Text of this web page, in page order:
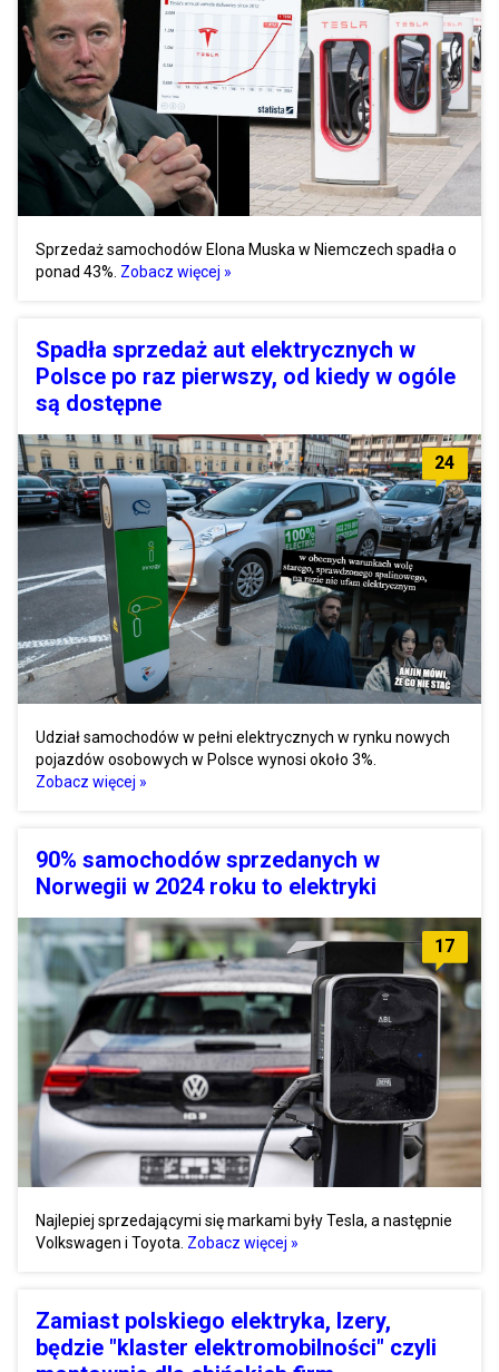
Sprzedaż samochodów Elona Muska w Niemczech spadła o
ponad 43%. Zobacz więcej »
Spadła sprzedaż aut elektrycznych w
Polsce po raz pierwszy, od kiedy w ogóle
są dostępne
24
Udział samochodów w pełni elektrycznych w rynku nowych
pojazdów osobowych w Polsce wynosi około 3%.
Zobacz więcej »
90% samochodów sprzedanych w
Norwegii w 2024 roku to elektryki
17
Najlepiej sprzedającymi się markami były Tesla, a następnie
Volkswagen i Toyota. Zobacz więcej »
Zamiast polskiego elektryka, Izery,
będzie "klaster elektromobilności" czyli